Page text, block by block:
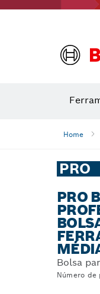
Home
PRO
PRO
Bolsa
Número de